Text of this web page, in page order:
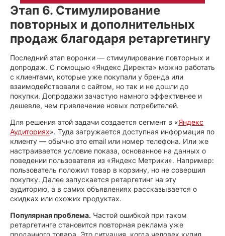
Этап 6. Стимулирование
повторных и дополнительных
продаж благодаря ретаргетингу
Последний этап воронки — стимулирование повторных и
допродаж. С помощью «Яндекс Директа» можно работать
с клиентами, которые уже покупали у бренда или
взаимодействовали с сайтом, но так и не дошли до
покупки. Допродажи зачастую намного эффективнее и
дешевле, чем привлечение новых потребителей.
Для решения этой задачи создается сегмент в «Яндекс
Аудиториях». Туда загружается доступная информация по
клиенту — обычно это email или номер телефона. Или же
настраивается условие показа, основанное на данных о
поведении пользователя из «Яндекс Метрики». Например:
пользователь положил товар в корзину, но не совершил
покупку. Далее запускается ретаргетинг на эту
аудиторию, а в самих объявлениях рассказывается о
скидках или схожих продуктах.
Популярная проблема. Частой ошибкой при таком
ретаргетинге становится повторная реклама уже
проданного товара. Это ситуация, когда человек купил